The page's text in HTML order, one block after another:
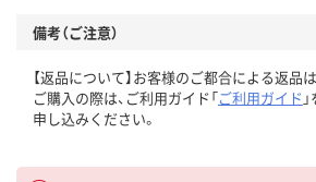
備考（ご注意）
【返品について】お客様のご都合による返品
ご購入の際は、ご利用ガイド「ご利用ガイド
申し込みください。